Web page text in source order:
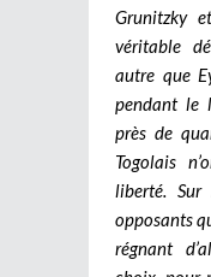
Grunitzky
véritable
autre que
pendant le
près de
Togolais
liberté.
opposants
régnant